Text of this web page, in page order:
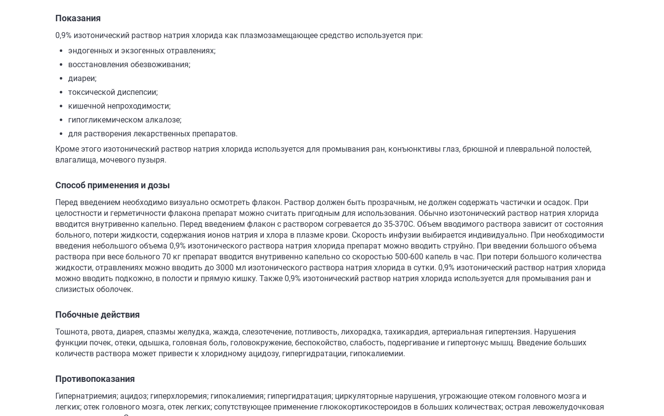
Показания
0,9% изотонический раствор натрия хлорида как плазмозамещающее средство используется при:
эндогенных и экзогенных отравлениях;
восстановления обезвоживания;
диареи;
токсической диспепсии;
кишечной непроходимости;
гипогликемическом алкалозе;
для растворения лекарственных препаратов.
Кроме этого изотонический раствор натрия хлорида используется для промывания ран, конъюнктивы глаз, брюшной и плевральной полостей,
влагалища, мочевого пузыря.
Способ применения и дозы
Перед введением необходимо визуально осмотреть флакон. Раствор должен быть прозрачным, не должен содержать частички и осадок. При
целостности и герметичности флакона препарат можно считать пригодным для использования. Обычно изотонический раствор натрия хлорида
вводится внутривенно капельно. Перед введением флакон с раствором согревается до 35-370С. Объем вводимого раствора зависит от состояния
больного, потери жидкости, содержания ионов натрия и хлора в плазме крови. Скорость инфузии выбирается индивидуально. При необходимости
введения небольшого объема 0,9% изотонического раствора натрия хлорида препарат можно вводить струйно. При введении большого объема
раствора при весе больного 70 кг препарат вводится внутривенно капельно со скоростью 500-600 капель в час. При потери большого количества
жидкости, отравлениях можно вводить до 3000 мл изотонического раствора натрия хлорида в сутки. 0,9% изотонический раствор натрия хлорида
можно вводить подкожно, в полости и прямую кишку. Также 0,9% изотонический раствор натрия хлорида используется для промывания ран и
слизистых оболочек.
Побочные действия
Тошнота, рвота, диарея, спазмы желудка, жажда, слезотечение, потливость, лихорадка, тахикардия, артериальная гипертензия. Нарушения
функции почек, отеки, одышка, головная боль, головокружение, беспокойство, слабость, подергивание и гипертонус мышц. Введение больших
количеств раствора может привести к хлоридному ацидозу, гипергидратации, гипокалиемии.
Противопоказания
Гипернатриемия; ацидоз; гиперхлоремия; гипокалиемия; гипергидратация; циркуляторные нарушения, угрожающие отеком головного мозга и
легких; отек головного мозга, отек легких; сопутствующее применение глюкокортикостероидов в больших количествах; острая левожелудочковая